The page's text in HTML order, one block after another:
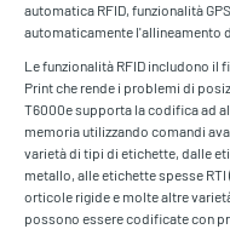
automatica RFID, funzionalità
automaticamente l'allineamento
Le funzionalità RFID includono il
Print che rende i problemi di
T6000e supporta la codifica ad
memoria utilizzando comandi
varietà di tipi di etichette, dalle
metallo, alle etichette spesse
orticole rigide e molte altre
possono essere codificate con